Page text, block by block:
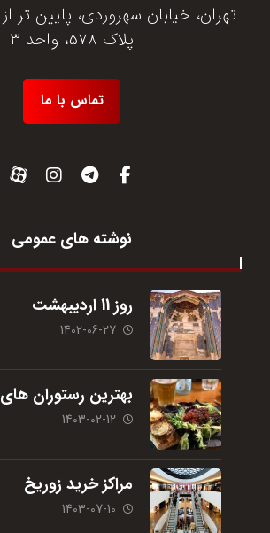
تهران، خیابان سهروردی، پایین تر
پلاک 578، واحد 3
تماس با ما
نوشته های عمومی
روز 11 اردیبهشت
1402-06-27
بهترین رستوران
1403-02-12
مراکز خرید زوریخ
1403-07-10